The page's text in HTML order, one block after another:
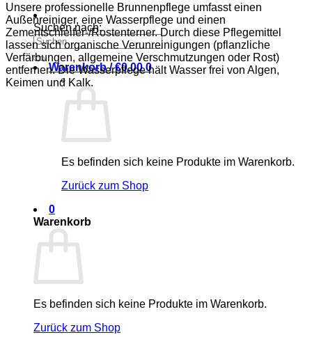
Suchen nach:
Warenkorb /€0,00 0
Es befinden sich keine Produkte im Warenkorb.
Zurück zum Shop
0
Warenkorb
Es befinden sich keine Produkte im Warenkorb.
Zurück zum Shop
Unsere professionelle Brunnenpflege umfasst einen
Außenreiniger, eine Wasserpflege und einen
Zementschleifer-/Rostenterner. Durch diese Pflegemittel
lassen sich organische Verunreinigungen (pflanzliche
Verfärbungen, allgemeine Verschmutzungen oder Rost)
entfernen. Die Wasserpflege hält Wasser frei von Algen,
Keimen und Kalk.